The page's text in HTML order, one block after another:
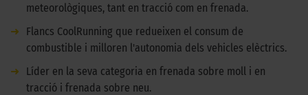
meteorològiques, tant en tracció com en frenada.
➜
Flancs CoolRunning que redueixen el consum de
combustible i milloren l'autonomia dels vehicles elèctrics.
➜
Líder en la seva categoria en frenada sobre moll i en
tracció i frenada sobre neu.